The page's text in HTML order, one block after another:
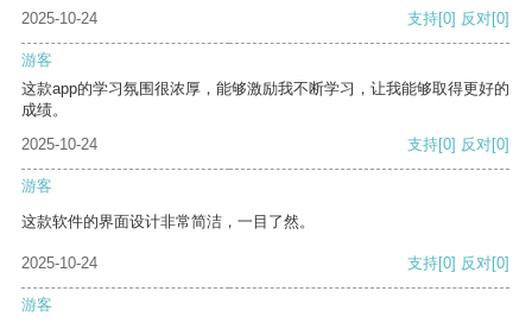
2025-10-24 支持[0] 反对[0]
游客
这款app的学习氛围很浓厚，能够激励我不断学习，让我能够取得更好的
成绩。
2025-10-24
支持[0] 反对[0]
游客
这款软件的界面设计非常简洁，一目了然。
2025-10-24 支持[0] 反对[0]
游客